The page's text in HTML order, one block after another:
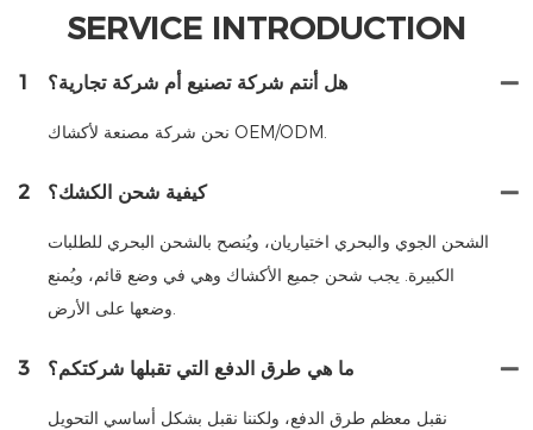
SERVICE INTRODUCTION
1 هل أنتم شركة تصنيع أم شركة تجارية؟
نحن شركة مصنعة لأكشاك OEM/ODM.
2 كيفية شحن الكشك؟
الشحن الجوي والبحري اختياريان، ويُنصح بالشحن البحري للطلبات
الكبيرة. يجب شحن جميع الأكشاك وهي في وضع قائم، ويُمنع
وضعها على الأرض.
3 ما هي طرق الدفع التي تقبلها شركتكم؟
نقبل معظم طرق الدفع، ولكننا نقبل بشكل أساسي التحويل